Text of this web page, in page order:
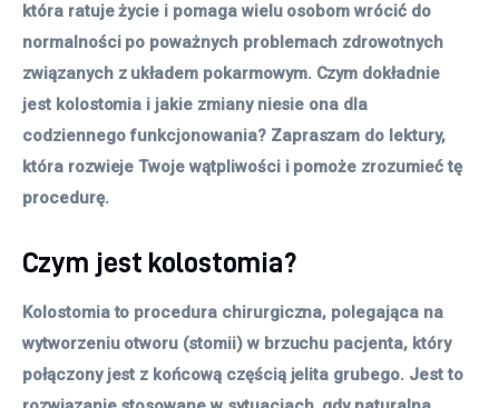
która ratuje życie i pomaga wielu osobom wrócić do
normalności po poważnych problemach zdrowotnych
związanych z układem pokarmowym. Czym dokładnie
jest kolostomia i jakie zmiany niesie ona dla
codziennego funkcjonowania? Zapraszam do lektury,
która rozwieje Twoje wątpliwości i pomoże zrozumieć tę
procedurę.
Czym jest kolostomia?
Kolostomia to procedura chirurgiczna, polegająca na
wytworzeniu otworu (stomii) w brzuchu pacjenta, który
połączony jest z końcową częścią jelita grubego. Jest to